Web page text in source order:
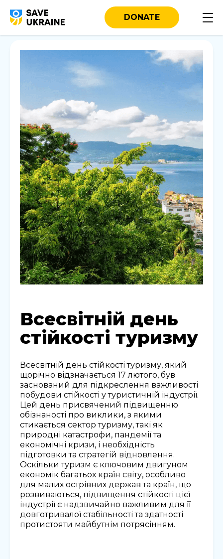
DONATE
Всесвітній день
стійкості туризму
Всесвітній день стійкості туризму, який
щорічно відзначається 17 лютого, був
заснований для підкреслення важливості
побудови стійкості у туристичній індустрії.
Цей день присвячений підвищенню
обізнаності про виклики, з якими
стикається сектор туризму, такі як
природні катастрофи, пандемії та
економічні кризи, і необхідність
підготовки та стратегій відновлення.
Оскільки туризм є ключовим двигуном
економік багатьох країн світу, особливо
для малих острівних держав та країн, що
розвиваються, підвищення стійкості цієї
індустрії є надзвичайно важливим для її
довготривалої стабільності та здатності
протистояти майбутнім потрясінням.